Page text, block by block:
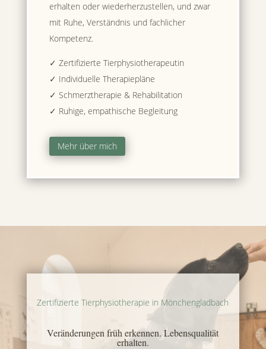
erhalten oder wiederherzustellen, und zwar
mit Ruhe, Verständnis und fachlicher
Kompetenz.
✓ Zertifizierte Tierphysiotherapeutin
✓ Individuelle Therapiepläne
✓ Schmerztherapie & Rehabilitation
✓ Ruhige, empathische Begleitung
Mehr über mich
Zertifizierte Tierphysiotherapie in Mönchengladbach
Veränderungen früh erkennen. Lebensqualität
erhalten.